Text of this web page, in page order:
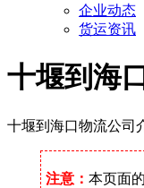
企业动态
货运资讯
十堰到海
十堰到海口物流公司
注意：本页面